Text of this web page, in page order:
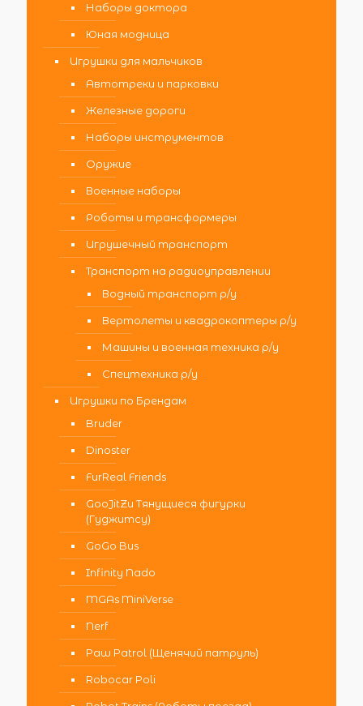
Наборы доктора
Юная модница
Игрушки для мальчиков
Автотреки и парковки
Железные дороги
Наборы инструментов
Оружие
Военные наборы
Роботы и трансформеры
Игрушечный транспорт
Транспорт на радиоуправлении
Водный транспорт р/у
Вертолеты и квадрокоптеры р/у
Машины и военная техника р/у
Спецтехника р/у
Игрушки по Брендам
Bruder
Dinoster
FurReal Friends
GooJitZu Тянущиеся фигурки
(Гуджитсу)
GoGo Bus
Infinity Nado
MGAs MiniVerse
Nerf
Paw Patrol (Щенячий патруль)
Robocar Poli